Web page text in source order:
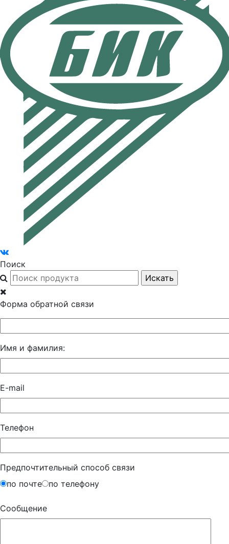
Поиск
Форма обратной связи
Имя и фамилия:
E-mail
Телефон
Предпочтительный способ связи
по почте
по телефону
Сообщение